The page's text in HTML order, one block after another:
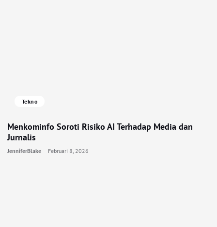
Tekno
Menkominfo Soroti Risiko AI Terhadap Media dan
Jurnalis
JenniferBlake Februari 8, 2026